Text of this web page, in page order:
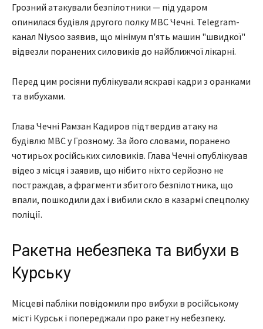
Грозний атакували безпілотники — під ударом
опинилася будівля другого полку МВС Чечні. Telegram-
канал Niysoo заявив, що мінімум п'ять машин "швидкої"
відвезли поранених силовиків до найближчої лікарні.
Перед цим росіяни публікували яскраві кадри з оранками
та вибухами.
Глава Чечні Рамзан Кадиров підтвердив атаку на
будівлю МВС у Грозному. За його словами, поранено
чотирьох російських силовиків. Глава Чечні опублікував
відео з місця і заявив, що нібито ніхто серйозно не
постраждав, а фрагменти збитого безпілотника, що
впали, пошкодили дах і вибили скло в казармі спецполку
поліції.
Ракетна небезпека та вибухи в
Курську
Місцеві пабліки повідомили про вибухи в російському
місті Курськ і попереджали про ракетну небезпеку.